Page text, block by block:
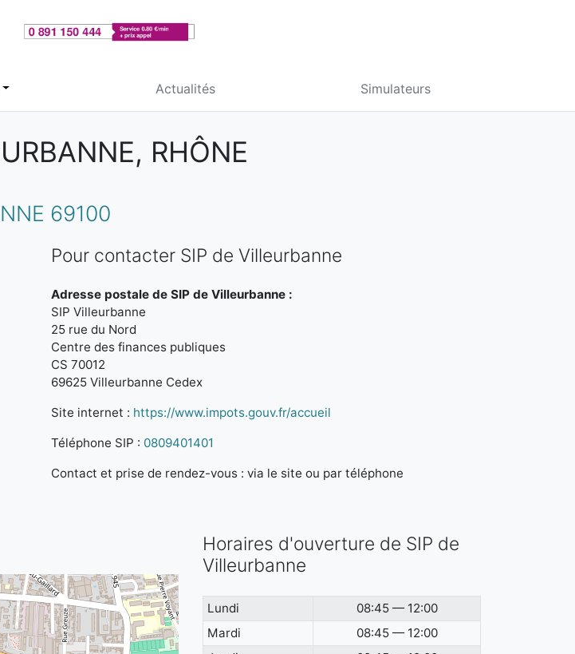
Actualités Simulateurs
RHÔNE
69100
Pour contacter SIP de Villeurbanne
Adresse postale de SIP de Villeurbanne :
SIP Villeurbanne
25 rue du Nord
Centre des finances publiques
CS 70012
69625 Villeurbanne Cedex
Site internet : https://www.impots.gouv.fr/accueil
Téléphone SIP : 0809401401
Contact et prise de rendez-vous : via le site ou par téléphone
Horaires d'ouverture de SIP de
Villeurbanne
Lundi
08:45 — 12:00
Mardi
08:45 — 12:00